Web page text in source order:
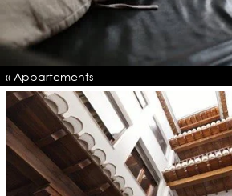
« Appartements